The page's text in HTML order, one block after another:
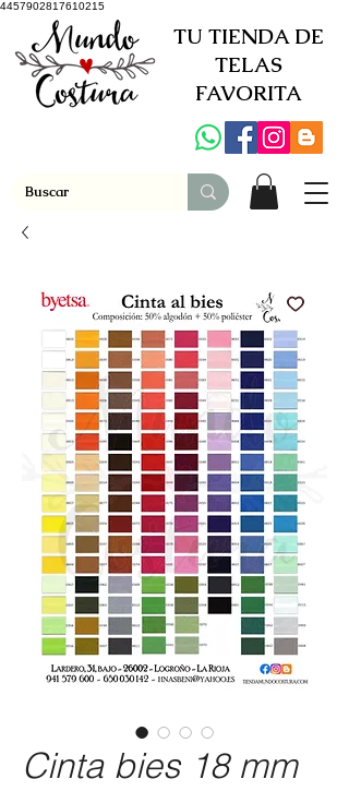
4457902817610215
TU TIENDA DE
TELAS
FAVORITA
Cinta bies 18 mm